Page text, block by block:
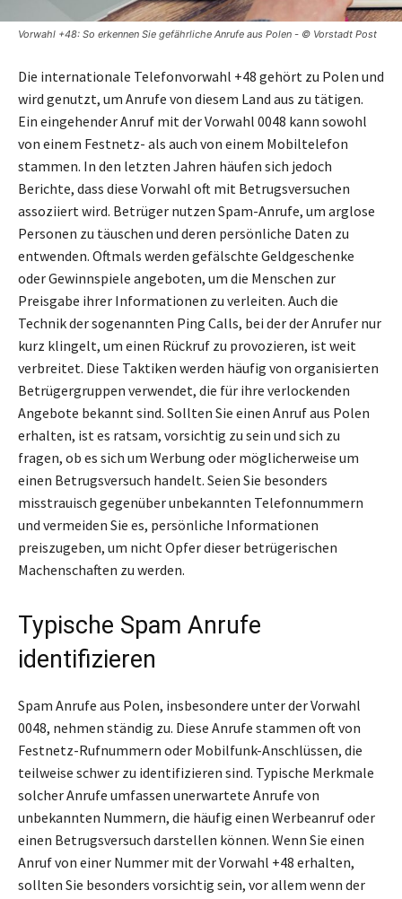
Vorwahl +48: So erkennen Sie gefährliche Anrufe aus Polen - © Vorstadt Post
Die internationale Telefonvorwahl +48 gehört zu Polen und
wird genutzt, um Anrufe von diesem Land aus zu tätigen.
Ein eingehender Anruf mit der Vorwahl 0048 kann sowohl
von einem Festnetz- als auch von einem Mobiltelefon
stammen. In den letzten Jahren häufen sich jedoch
Berichte, dass diese Vorwahl oft mit Betrugsversuchen
assoziiert wird. Betrüger nutzen Spam-Anrufe, um arglose
Personen zu täuschen und deren persönliche Daten zu
entwenden. Oftmals werden gefälschte Geldgeschenke
oder Gewinnspiele angeboten, um die Menschen zur
Preisgabe ihrer Informationen zu verleiten. Auch die
Technik der sogenannten Ping Calls, bei der der Anrufer nur
kurz klingelt, um einen Rückruf zu provozieren, ist weit
verbreitet. Diese Taktiken werden häufig von organisierten
Betrügergruppen verwendet, die für ihre verlockenden
Angebote bekannt sind. Sollten Sie einen Anruf aus Polen
erhalten, ist es ratsam, vorsichtig zu sein und sich zu
fragen, ob es sich um Werbung oder möglicherweise um
einen Betrugsversuch handelt. Seien Sie besonders
misstrauisch gegenüber unbekannten Telefonnummern
und vermeiden Sie es, persönliche Informationen
preiszugeben, um nicht Opfer dieser betrügerischen
Machenschaften zu werden.
Typische Spam Anrufe
identifizieren
Spam Anrufe aus Polen, insbesondere unter der Vorwahl
0048, nehmen ständig zu. Diese Anrufe stammen oft von
Festnetz-Rufnummern oder Mobilfunk-Anschlüssen, die
teilweise schwer zu identifizieren sind. Typische Merkmale
solcher Anrufe umfassen unerwartete Anrufe von
unbekannten Nummern, die häufig einen Werbeanruf oder
einen Betrugsversuch darstellen können. Wenn Sie einen
Anruf von einer Nummer mit der Vorwahl +48 erhalten,
sollten Sie besonders vorsichtig sein, vor allem wenn der